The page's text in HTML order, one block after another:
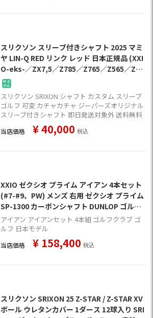
スリクソン スリーブ付きシャフト 2025 マミ
ヤ LIN-Q RED リンク レッド 日本正規品 (XXI
O-eks-／ZX7,5／Z785／Z765／Z565／Z94
5／Z745／Z545)
スリクソン SRIXON シャフト カスタム スリーブ
ゴルフ 可変 カチャカチャ ジーパーズオリジナル
スリーブ付きシャフト 即日発送対象外 送料無料
当店価格 ¥40,000 税込
XXIO ゼクシオ プライム アイアン 4本セット
(#7-#9、PW) メンズ 右用 ゼクシオ プライム
SP-1300 カーボンシャフト DUNLOP ゴルフ
クラブ 2025年モデル 日本正規品
アイアン アイアンセット 4本組 ゴルフクラブ ゴ
ルフ 日本モデル
当店価格 ¥ 158,400 税込
スリクソン SRIXON 25 Z-STAR / Z-STAR XV
ボール ウレタンカバー 1ダース 12球入り SRI